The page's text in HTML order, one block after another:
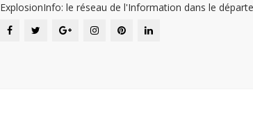
ExplosionInfo: le réseau de l'Information dans le